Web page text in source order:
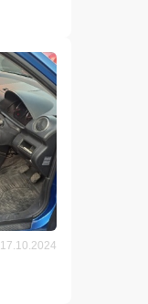
17.10.2024